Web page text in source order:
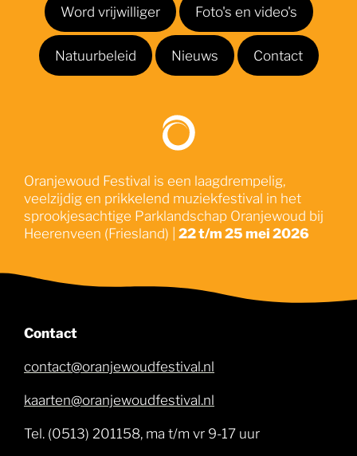
Word vrijwilliger Foto's en video's
Natuurbeleid Nieuws Contact
Oranjewoud Festival is een laagdrempelig,
veelzijdig en prikkelend muziekfestival in het
sprookjesachtige Parklandschap Oranjewoud bij
Heerenveen (Friesland) | 22 t/m 25 mei 2026
Contact
contact@oranjewoudfestival.nl
kaarten@oranjewoudfestival.nl
Tel. (0513) 201158, ma t/m vr 9-17 uur